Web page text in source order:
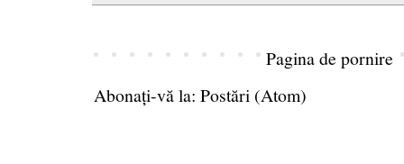
Pagina de pornire
Abonați-vă la: Postări (Atom)